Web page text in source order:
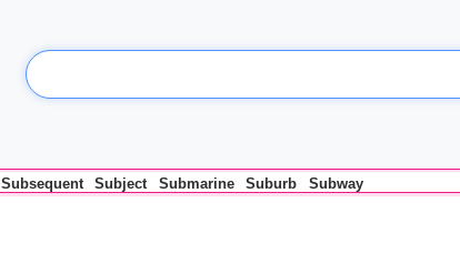
Subsequent Subject Submarine Suburb Subway